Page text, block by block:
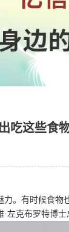
吃这些食
力。有时候食物
左克布罗特博